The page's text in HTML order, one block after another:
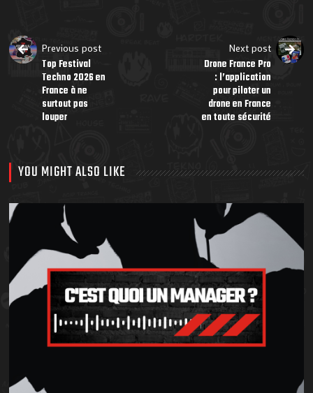
Previous post
Top Festival
Techno 2026 en
France à ne
surtout pas
louper
Next post
Drone France Pro
: l’application
pour piloter un
drone en France
en toute sécurité
YOU MIGHT ALSO LIKE